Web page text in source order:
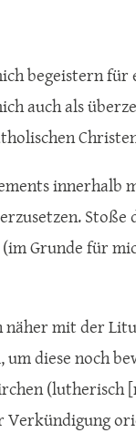
begeistern für
auch als
innerhalb
Stoße
(im Grunde für
mit der
diese noch
(lutherisch
Verkündigung